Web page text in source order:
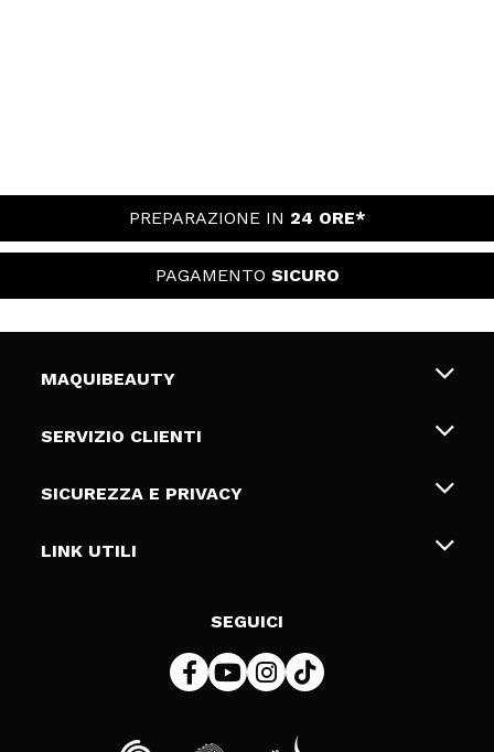
PREPARAZIONE IN 24 ORE*
PAGAMENTO SICURO
MAQUIBEAUTY
Chi siamo
Gift Cards
SERVIZIO CLIENTI
Spedizioni & Resi
Metodi di pagamamento
SICUREZZA E PRIVACY
Termini e condizioni
LINK UTILI
SEGUICI